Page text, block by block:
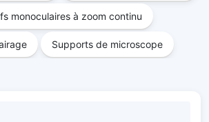
monoculaires à zoom continu
Supports de microscope